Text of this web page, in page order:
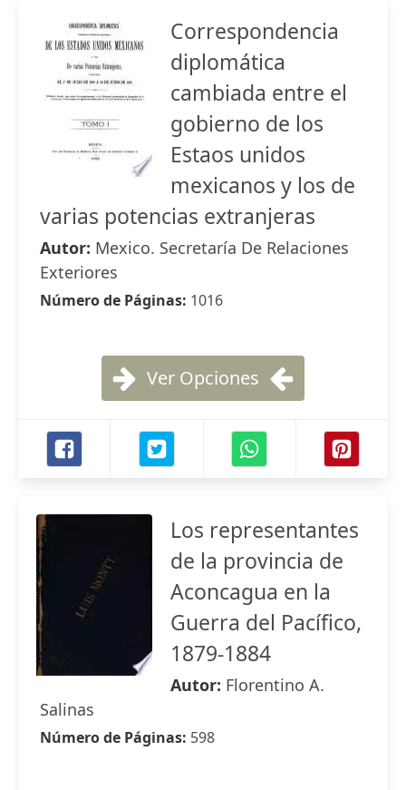
Correspondencia
diplomática
cambiada entre el
gobierno de los
Estaos unidos
mexicanos y los de
varias potencias extranjeras
Autor: Mexico. Secretaría De Relaciones
Exteriores
Número de Páginas: 1016
Ver Opciones
Los representantes
de la provincia de
Aconcagua en la
Guerra del Pacífico,
1879-1884
Autor: Florentino A.
Salinas
Número de Páginas: 598